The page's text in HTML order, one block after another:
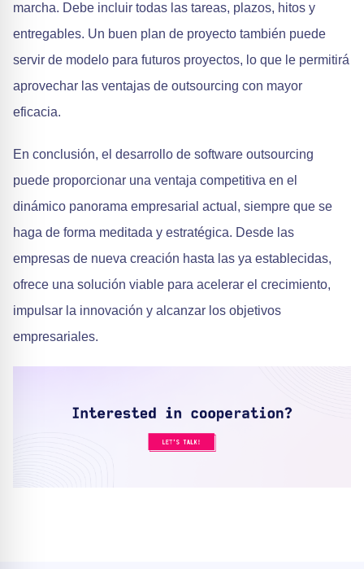
marcha. Debe incluir todas las tareas, plazos, hitos y
entregables. Un buen plan de proyecto también puede
servir de modelo para futuros proyectos, lo que le permitirá
aprovechar las ventajas de outsourcing con mayor
eficacia.
En conclusión, el desarrollo de software outsourcing
puede proporcionar una ventaja competitiva en el
dinámico panorama empresarial actual, siempre que se
haga de forma meditada y estratégica. Desde las
empresas de nueva creación hasta las ya establecidas,
ofrece una solución viable para acelerar el crecimiento,
impulsar la innovación y alcanzar los objetivos
empresariales.